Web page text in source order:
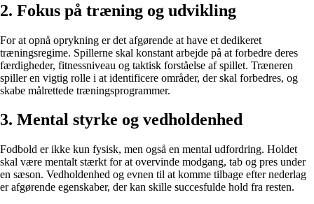
2. Fokus på træning og udvikling
For at opnå oprykning er det afgørende at have et dedikeret
træningsregime. Spillerne skal konstant arbejde på at forbedre deres
færdigheder, fitnessniveau og taktisk forståelse af spillet. Træneren
spiller en vigtig rolle i at identificere områder, der skal forbedres, og
skabe målrettede træningsprogrammer.
3. Mental styrke og vedholdenhed
Fodbold er ikke kun fysisk, men også en mental udfordring. Holdet
skal være mentalt stærkt for at overvinde modgang, tab og pres under
en sæson. Vedholdenhed og evnen til at komme tilbage efter nederlag
er afgørende egenskaber, der kan skille succesfulde hold fra resten.